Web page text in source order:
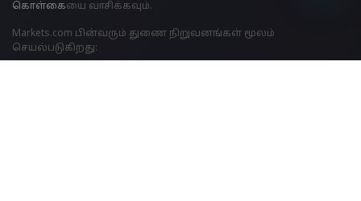
கொள்கையை வாசிக்கவும்.
Markets.com பின்வரும் துணை நிறுவனங்கள் மூலம்
செயல்படுகிறது: